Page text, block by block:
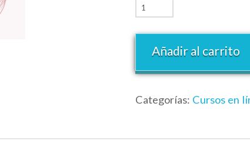
Añadir al carrito
Categorías: Cursos en